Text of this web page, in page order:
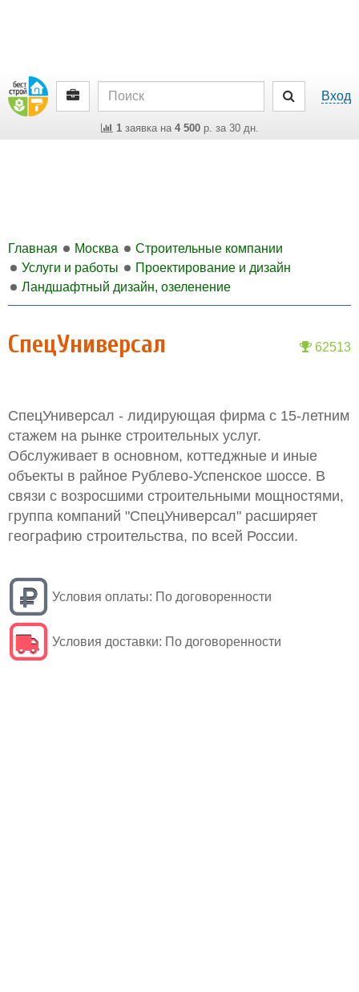
Вход
1заявка на 4 500р. за 30 дн.
Главная Москва
Строительные компании
Услуги и работы
Проектирование и дизайн
Ландшафтный дизайн, озеленение
62513
СпецУниверсал
СпецУниверсал - лидирующая фирма с 15-летним
стажем на рынке строительных услуг.
Обслуживает в основном, коттеджные и иные
объекты в райное Рублево-Успенское шоссе. В
связи с возросшими строительными мощностями,
группа компаний "СпецУниверсал" расширяет
географию строительства, по всей России.
Условия оплаты: По договоренности
Условия доставки: По договоренности